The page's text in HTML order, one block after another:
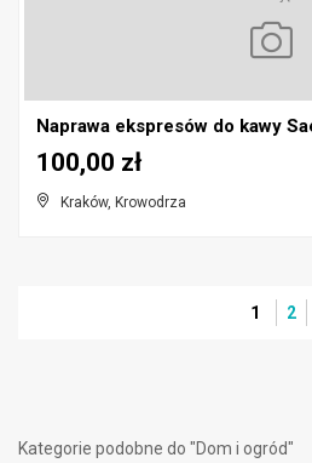
Kraków, Krowodrza
100,00 zł
1 2
Kategorie podobne do "Dom i ogród"